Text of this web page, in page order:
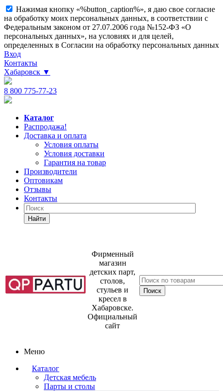
Нажимая кнопку «%button_caption%», я даю свое согласие
на обработку моих персональных данных, в соответствии с
Федеральным законом от 27.07.2006 года №152-ФЗ «О
персональных данных», на условиях и для целей,
определенных в Согласии на обработку персональных данных
Вход
Контакты
Хабаровск ▼
8 800 775-77-23
Каталог
Распродажа!
Доставка и оплата
Условия оплаты
Условия доставки
Гарантия на товар
Производители
Оптовикам
Отзывы
Контакты
Найти
Фирменный
магазин
детских парт,
столов,
стульев и
кресел в
Хабаровске.
Официальный
сайт
Меню
Каталог
Детская мебель
Парты и столы